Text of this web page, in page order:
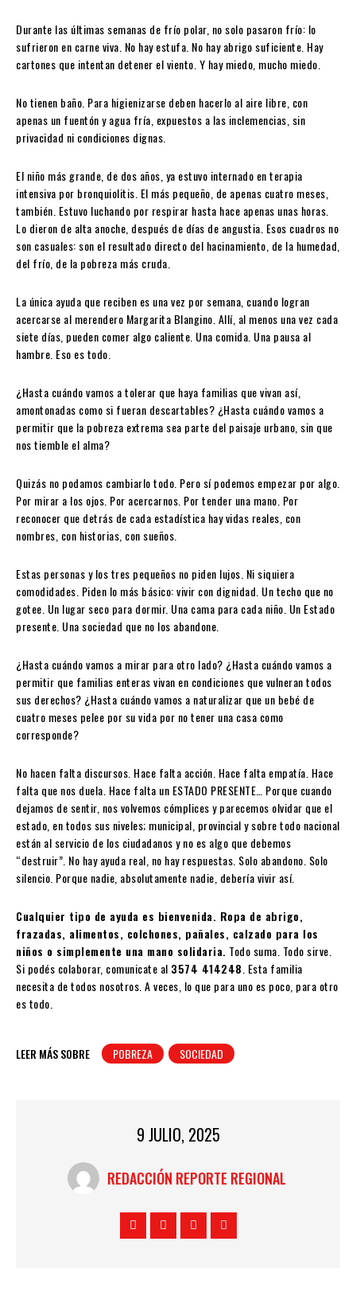
Durante las últimas semanas de frío polar, no solo pasaron frío: lo
sufrieron en carne viva. No hay estufa. No hay abrigo suficiente. Hay
cartones que intentan detener el viento. Y hay miedo, mucho miedo.
No tienen baño. Para higienizarse deben hacerlo al aire libre, con
apenas un fuentón y agua fría, expuestos a las inclemencias, sin
privacidad ni condiciones dignas.
El niño más grande, de dos años, ya estuvo internado en terapia
intensiva por bronquiolitis. El más pequeño, de apenas cuatro meses,
también. Estuvo luchando por respirar hasta hace apenas unas horas.
Lo dieron de alta anoche, después de días de angustia. Esos cuadros no
son casuales: son el resultado directo del hacinamiento, de la humedad,
del frío, de la pobreza más cruda.
La única ayuda que reciben es una vez por semana, cuando logran
acercarse al merendero Margarita Blangino. Allí, al menos una vez cada
siete días, pueden comer algo caliente. Una comida. Una pausa al
hambre. Eso es todo.
¿Hasta cuándo vamos a tolerar que haya familias que vivan así,
amontonadas como si fueran descartables? ¿Hasta cuándo vamos a
permitir que la pobreza extrema sea parte del paisaje urbano, sin que
nos tiemble el alma?
Quizás no podamos cambiarlo todo. Pero sí podemos empezar por algo.
Por mirar a los ojos. Por acercarnos. Por tender una mano. Por
reconocer que detrás de cada estadística hay vidas reales, con
nombres, con historias, con sueños.
Estas personas y los tres pequeños no piden lujos. Ni siquiera
comodidades. Piden lo más básico: vivir con dignidad. Un techo que no
gotee. Un lugar seco para dormir. Una cama para cada niño. Un Estado
presente. Una sociedad que no los abandone.
¿Hasta cuándo vamos a mirar para otro lado? ¿Hasta cuándo vamos a
permitir que familias enteras vivan en condiciones que vulneran todos
sus derechos? ¿Hasta cuándo vamos a naturalizar que un bebé de
cuatro meses pelee por su vida por no tener una casa como
corresponde?
No hacen falta discursos. Hace falta acción. Hace falta empatía. Hace
falta que nos duela. Hace falta un ESTADO PRESENTE… Porque cuando
dejamos de sentir, nos volvemos cómplices y parecemos olvidar que el
estado, en todos sus niveles; municipal, provincial y sobre todo nacional
están al servicio de los ciudadanos y no es algo que debemos
“destruir”. No hay ayuda real, no hay respuestas. Solo abandono. Solo
silencio. Porque nadie, absolutamente nadie, debería vivir así.
Cualquier tipo de ayuda es bienvenida. Ropa de abrigo,
frazadas, alimentos, colchones, pañales, calzado para los
niños o simplemente una mano solidaria. Todo suma. Todo sirve.
Si podés colaborar, comunicate al 3574 414248 . Esta familia
necesita de todos nosotros. A veces, lo que para uno es poco, para otro
es todo.
LEER MÁS SOBRE POBREZA SOCIEDAD
9 JULIO, 2025
REDACCIÓN REPORTE REGIONAL